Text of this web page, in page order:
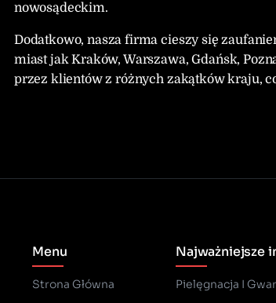
nowosądeckim.
Dodatkowo, nasza firma cieszy się
miast jak Kraków, Warszawa, Gdańsk,
przez klientów z różnych zakątków kraju,
Menu
Strona Główna
Najważniejsze
Pielęgnacja I